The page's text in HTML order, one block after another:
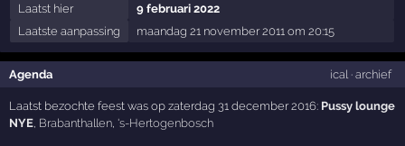
Laatst hier
9 februari 2022
Laatste aanpassing
maandag 21 november 2011 om 20:15
Agenda ical· archief
Laatst bezochte feest was op zaterdag 31 december 2016: Pussy lounge
NYE Brabanthallen 's-Hertogenbosch